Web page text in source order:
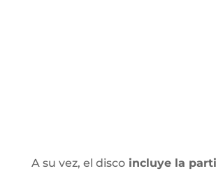
A su vez, el discoincluye la